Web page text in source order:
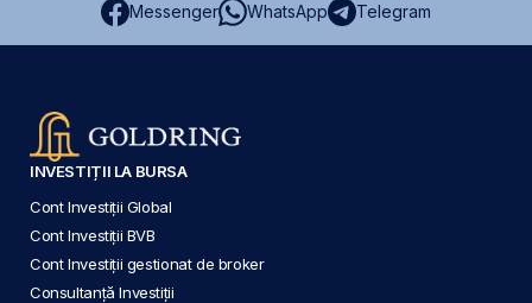
Messenger WhatsApp Telegram
INVESTIȚII LA BURSA
Cont Investiții Global
Cont Investiții BVB
Cont Investiții gestionat de broker
Consultanță Investiții